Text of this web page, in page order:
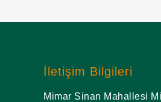
İletişim Bilgileri
Mimar Sinan Mahallesi